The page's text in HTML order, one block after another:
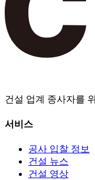
건설 업계 종사자를
서비스
공사 입찰 정보
건설 뉴스
건설 영상